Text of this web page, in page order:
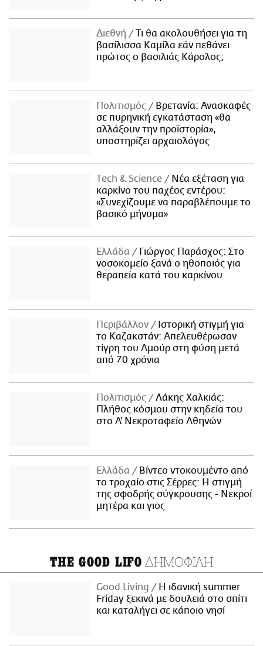
Διεθνή
Τι θα ακολουθήσει για τη
βασίλισσα Καμίλα εάν πεθάνει
πρώτος ο βασιλιάς Κάρολος;
Πολιτισμός
Βρετανία: Ανασκαφές
σε πυρηνική εγκατάσταση «θα
αλλάξουν την προϊστορία»,
υποστηρίζει αρχαιολόγος
Τech & Science
Νέα εξέταση για
καρκίνο του παχέος εντέρου:
«Συνεχίζουμε να παραβλέπουμε το
βασικό μήνυμα»
Ελλάδα
Γιώργος Παράσχος: Στο
νοσοκομείο ξανά ο ηθοποιός για
θεραπεία κατά του καρκίνου
Περιβάλλον
Ιστορική στιγμή για
το Καζακστάν: Απελευθέρωσαν
τίγρη του Αμούρ στη φύση μετά
από 70 χρόνια
Πολιτισμός
Λάκης Χαλκιάς:
Πλήθος κόσμου στην κηδεία του
στο Α' Νεκροταφείο Αθηνών
Ελλάδα
Βίντεο ντοκουμέντο από
το τροχαίο στις Σέρρες: Η στιγμή
της σφοδρής σύγκρουσης - Νεκροί
μητέρα και γιος
THE GOOD LIFO ΔΗΜΟΦΙΛΗ
Good Living
Η ιδανική summer
Friday ξεκινά με δουλειά στο σπίτι
και καταλήγει σε κάποιο νησί